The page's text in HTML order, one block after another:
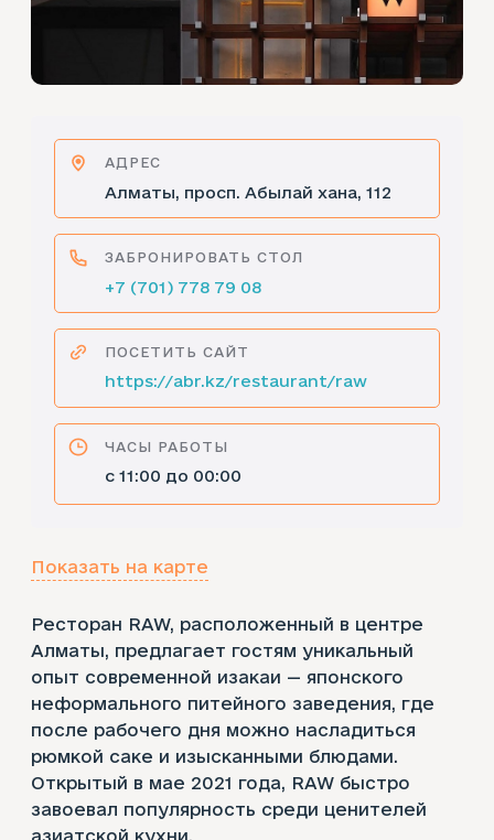
Ресторан RAW, расположенный в центре
Алматы, предлагает гостям уникальный
опыт современной изакаи — японского
неформального питейного заведения, где
после рабочего дня можно насладиться
рюмкой саке и изысканными блюдами.
Открытый в мае 2021 года, RAW быстро
завоевал популярность среди ценителей
АДРЕС
Алматы, просп. Абылай хана, 112
ЗАБРОНИРОВАТЬ СТОЛ
+7 (701) 778 79 08
ПОСЕТИТЬ САЙТ
https://abr.kz/restaurant/raw
ЧАСЫ РАБОТЫ
с 11:00 до 00:00
Показать на карте